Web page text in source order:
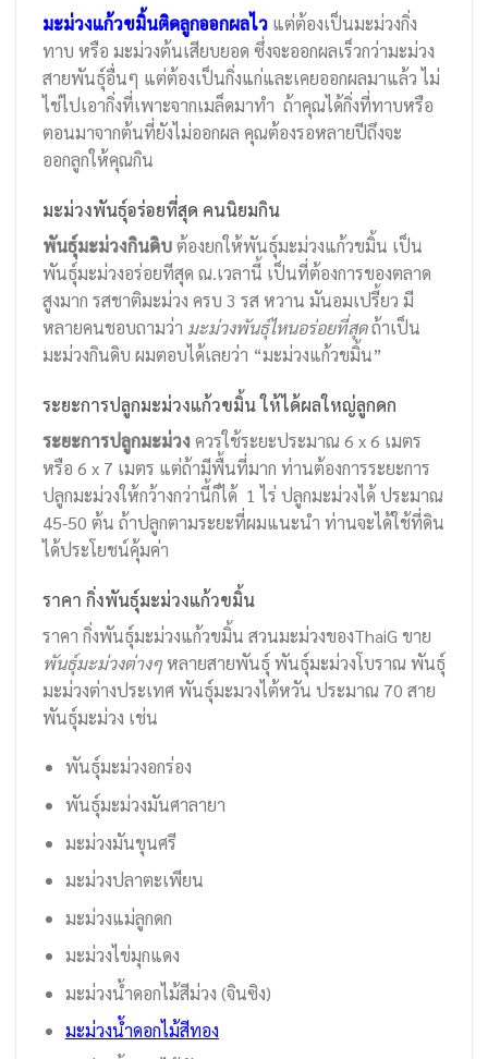
มะม่วงแก้วขมิ้นติดลูกออกผลไว แต่ต้องเป็นมะม่วงกิ่ง
ทาบ หรือ มะม่วงต้นเสียบยอด ซึ่งจะออกผลเร็วกว่ามะม่วง
สายพันธุ์อื่นๆ แต่ต้องเป็นกิ่งแก่และเคยออกผลมาแล้ว ไม่
ไช่ไปเอากิ่งที่เพาะจากเมล็ดมาทำ ถ้าคุณได้กิ่งที่ทาบหรือ
ตอนมาจากต้นที่ยังไม่ออกผล คุณต้องรอหลายปีถึงจะ
ออกลูกให้คุณกิน
มะม่วงพันธุ์อร่อยที่สุด คนนิยมกิน
พันธุ์มะม่วงกินดิบต้องยกให้พันธุ์มะม่วงแก้วขมิ้น เป็น
พันธุ์มะม่วงอร่อยทีสุด ณ.เวลานี้ เป็นที่ต้องการของตลาด
สูงมาก รสชาติมะม่วง ครบ 3 รส หวาน มันอมเปรี้ยว มี
หลายคนชอบถามว่า มะม่วงพันธุ์ไหนอร่อยที่สุดถ้าเป็น
มะม่วงกินดิบ ผมตอบได้เลยว่า “มะม่วงแก้วขมิ้น”
ระยะการปลูกมะม่วงแก้วขมิ้น ให้ได้ผลใหญ่ลูกดก
ระยะการปลูกมะม่วงควรใช้ระยะประมาณ 6 x 6 เมตร
หรือ 6 x 7 เมตร แต่ถ้ามีพื้นที่มาก ท่านต้องการระยะการ
ปลูกมะม่วงให้กว้างกว่านี้ก็ได้ 1 ไร่ ปลูกมะม่วงได้ ประมาณ
45-50 ต้น ถ้าปลูกตามระยะที่ผมแนะนำ ท่านจะได้ใช้ที่ดิน
ได้ประโยชน์คุ้มค่า
ราคา กิ่งพันธุ์มะม่วงแก้วขมิ้น
ราคา กิ่งพันธุ์มะม่วงแก้วขมิ้น สวนมะม่วงของThaiG ขาย
พันธุ์มะม่วงต่างๆหลายสายพันธุ์ พันธุ์มะม่วงโบราณ พันธุ์
มะม่วงต่างประเทศ พันธุ์มะมวงไต้หวัน ประมาณ 70 สาย
พันธุ์มะม่วง เช่น
พันธุ์มะม่วงอกร่อง
พันธุ์มะม่วงมันศาลายา
มะม่วงมันขุนศรี
มะม่วงปลาตะเพียน
มะม่วงแม่ลูกดก
มะม่วงไข่มุกแดง
มะม่วงน้ำดอกไม้สีม่วง (จินซิง)
มะม่วงน้ำดอกไม้สีทอง